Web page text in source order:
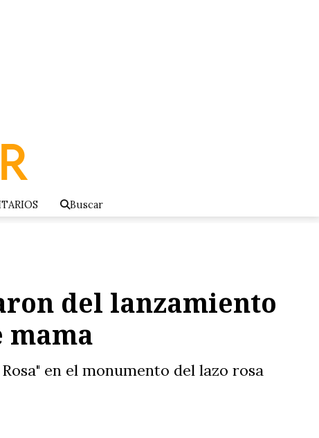
Buscar
del lanzamiento
mama
en el monumento del lazo rosa